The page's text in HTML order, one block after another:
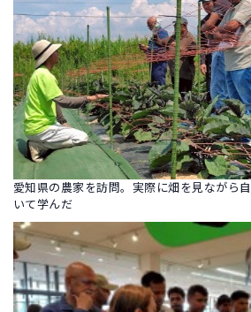
愛知県の農家を訪問。実際に畑を見ながら
いて学んだ